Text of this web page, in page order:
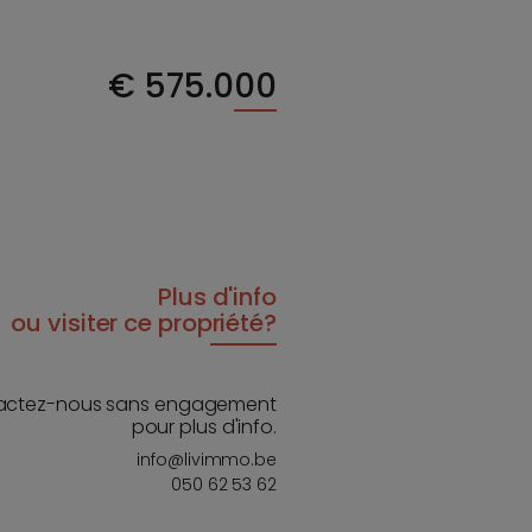
€ 575.000
Plus d'info
ou visiter ce propriété?
nous sans engagement
pour plus d'info.
info@livimmo.be
050 62 53 62